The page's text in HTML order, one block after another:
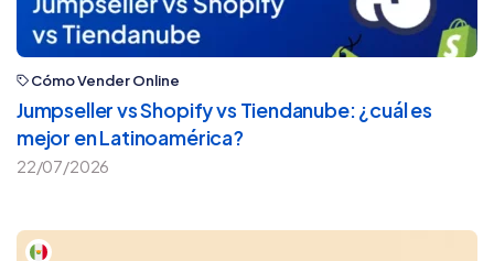
Cómo Vender Online
Jumpseller vs Shopify vs Tiendanube: ¿cuál es
mejor en Latinoamérica?
22/07/2026